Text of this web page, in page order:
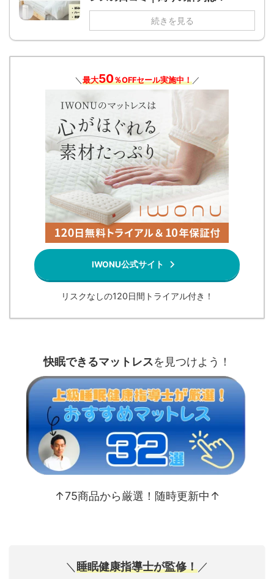
続きを見る
＼ 最大50％OFFセール実施中！／
IWONU公式サイト
リスクなしの120日間トライアル付き！
快眠できるマットレスを見つけよう！
↑75商品から厳選！随時更新中↑
＼ 睡眠健康指導士が監修！／